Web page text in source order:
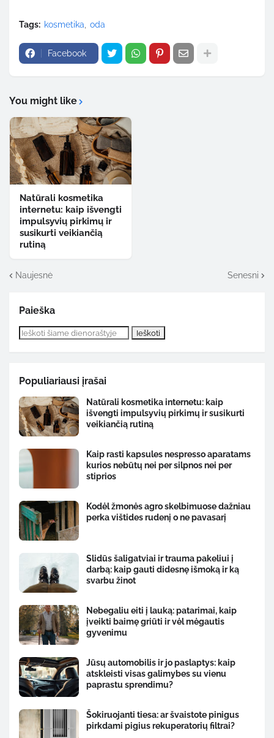
Tags: kosmetika oda
Facebook
You might like
Natūrali kosmetika
internetu: kaip išvengti
impulsyvių pirkimų ir
susikurti veikiančią
rutiną
Naujesnė Senesni
Paieška
Populiariausi įrašai
Natūrali kosmetika internetu: kaip
išvengti impulsyvių pirkimų ir susikurti
veikiančią rutiną
Kaip rasti kapsules nespresso aparatams
kurios nebūtų nei per silpnos nei per
stiprios
Kodėl žmonės agro skelbimuose dažniau
perka vištides rudenį o ne pavasarį
Slidūs šaligatviai ir trauma pakeliui į
darbą: kaip gauti didesnę išmoką ir ką
svarbu žinot
Nebegaliu eiti į lauką: patarimai, kaip
įveikti baimę griūti ir vėl mėgautis
gyvenimu
Jūsų automobilis ir jo paslaptys: kaip
atskleisti visas galimybes su vienu
paprastu sprendimu?
Šokiruojanti tiesa: ar švaistote pinigus
pirkdami pigius rekuperatorių filtrai?